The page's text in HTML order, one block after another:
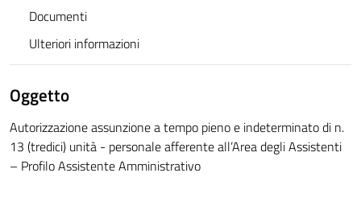
Documenti
Ulteriori informazioni
Oggetto
Autorizzazione assunzione a tempo pieno e indeterminato di n.
13 (tredici) unità - personale afferente all’Area degli Assistenti
– Profilo Assistente Amministrativo